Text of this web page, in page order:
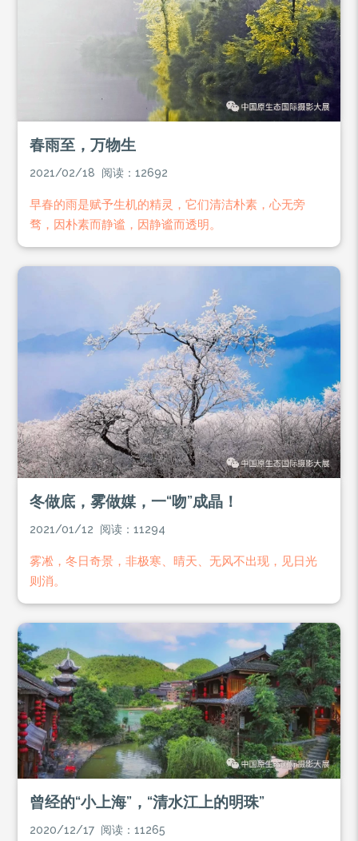
春雨至，万物生
2021/02/18 阅读：12692
早春的雨是赋予生机的精灵，它们清洁朴素，心无旁
骛，因朴素而静谧，因静谧而透明。
冬做底，雾做媒，一“吻”成晶！
2021/01/12 阅读：11294
雾凇，冬日奇景，非极寒、晴天、无风不出现，见日光
则消。
曾经的“小上海”，“清水江上的明珠”
2020/12/17 阅读：11265